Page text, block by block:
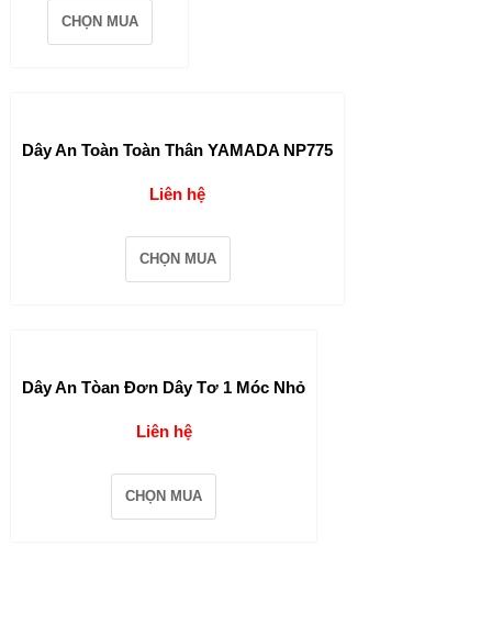
CHỌN MUA
Dây An Toàn Toàn Thân YAMADA NP775
Liên hệ
CHỌN MUA
Dây An Tòan Đơn Dây Tơ 1 Móc Nhỏ
Liên hệ
CHỌN MUA